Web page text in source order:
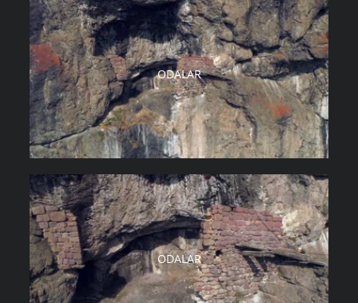
ODALAR
ODALAR